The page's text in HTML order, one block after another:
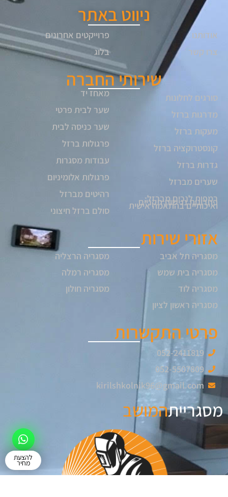
ניווט באתר
אודותנו
צרו קשר
פרוייקטים אחרונים
בלוג
שירותי החברה
סורגים לחלונות
מדרגות ברזל
מעקות ברזל
קונסטרוקציה ברזל
גדרות ברזל
שערים מברזל
רמפות לנכים מברזל:
פתרונות נגישות תקניים
ואיכותיים בהתאמה אישית
מאחז יד
שער לבית פרטי
שער כניסה לבית
פרגולות ברזל
עבודות מסגרות
פרגולות אלומיניום
רהיטים מברזל
סולם ברזל חיצוני
אזורי שירות
מסגריה תל אביב
מסגריה בית שמש
מסגריה לוד
מסגריה ראשון לציון
מסגריה הרצליה
מסגריה רמלה
מסגריה חולון
פרטי התקשרות
052-2411819
052-5507809
kirilshkolnik96@gmail.com
מסגרייתהמושב
להצעת
מחיר